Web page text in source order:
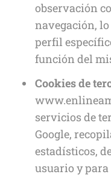
observación
navegación,
perfil
función del
Cookies de
servicios de
Google,
estadísticos,
usuario y